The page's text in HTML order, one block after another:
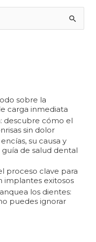
sobre la
carga inmediata
descubre cómo el
sin dolor
su causa y
de salud dental
proceso clave para
implantes exitosos
los dientes:
puedes ignorar